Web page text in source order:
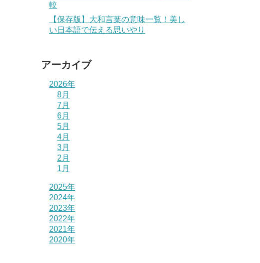
較
【保存版】大和言葉の意味一覧！美し
い日本語で伝える思いやり
アーカイブ
2026年
8月
7月
6月
5月
4月
3月
2月
1月
2025年
2024年
2023年
2022年
2021年
2020年